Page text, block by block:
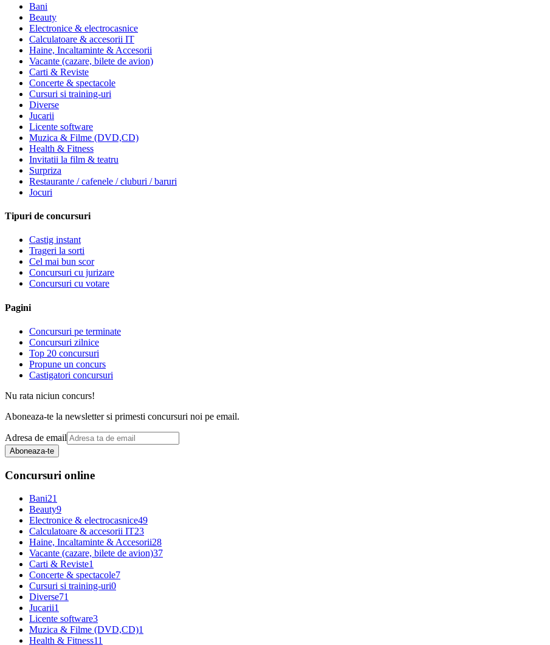
Bani
Beauty
Electronice & electrocasnice
Calculatoare & accesorii IT
Haine, Incaltaminte & Accesorii
Vacante (cazare, bilete de avion)
Carti & Reviste
Concerte & spectacole
Cursuri si training-uri
Diverse
Jucarii
Licente software
Muzica & Filme (DVD,CD)
Health & Fitness
Invitatii la film & teatru
Surpriza
Restaurante / cafenele / cluburi / baruri
Jocuri
Tipuri de concursuri
Castig instant
Trageri la sorti
Cel mai bun scor
Concursuri cu jurizare
Concursuri cu votare
Pagini
Concursuri pe terminate
Concursuri zilnice
Top 20 concursuri
Propune un concurs
Castigatori concursuri
Nu rata niciun concurs!
Aboneaza-te la newsletter si primesti concursuri noi pe email.
Adresa de email
Aboneaza-te
Concursuri online
Bani21
Beauty9
Electronice & electrocasnice49
Calculatoare & accesorii IT23
Haine, Incaltaminte & Accesorii28
Vacante (cazare, bilete de avion)37
Carti & Reviste1
Concerte & spectacole7
Cursuri si training-uri0
Diverse71
Jucarii1
Licente software3
Muzica & Filme (DVD,CD)1
Health & Fitness11